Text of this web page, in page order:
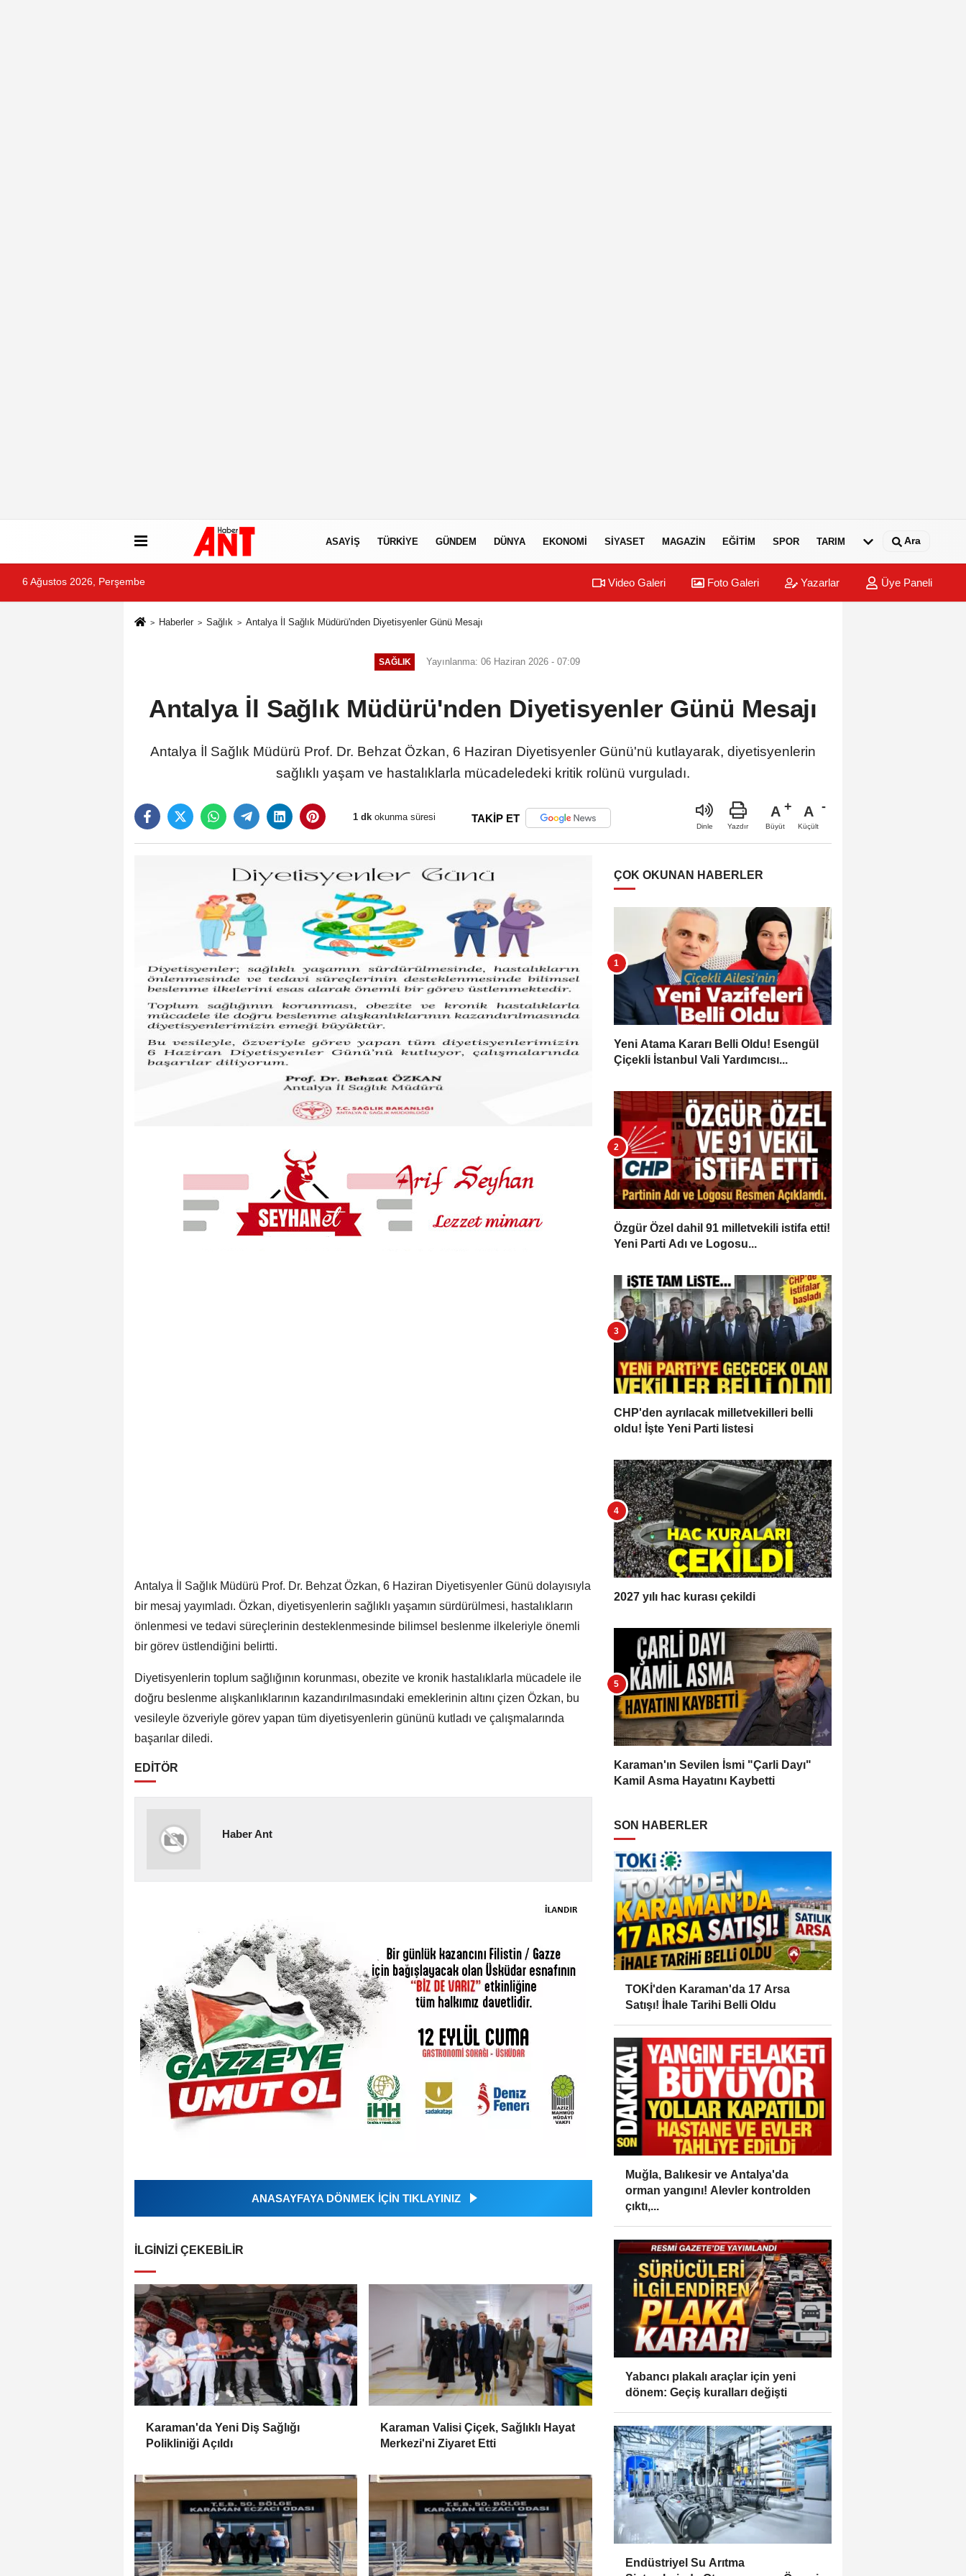
ASAYIŞ TÜRKIYE GÜNDEM DÜNYA EKONOMI SIYASET MAGAZIN EĞITIM SPOR TARIM Ara
6 Ağustos 2026, Perşembe Video Galeri Foto Galeri Yazarlar Üye Paneli
Haberler Sağlık Antalya İl Sağlık Müdürü'nden Diyetisyenler Günü Mesajı
SAĞLIK Yayınlanma: 06 Haziran 2026 - 07:09
Antalya İl Sağlık Müdürü'nden Diyetisyenler Günü Mesajı
Antalya İl Sağlık Müdürü Prof. Dr. Behzat Özkan, 6 Haziran Diyetisyenler Günü'nü kutlayarak, diyetisyenlerin
sağlıklı yaşam ve hastalıklarla mücadeledeki kritik rolünü vurguladı.
1 dk okunma süresi TAKİP ET
Dinle Yazdır
A
Büyüt
A
Küçült
Antalya İl Sağlık Müdürü Prof. Dr. Behzat Özkan, 6 Haziran Diyetisyenler Günü dolayısıyla
bir mesaj yayımladı. Özkan, diyetisyenlerin sağlıklı yaşamın sürdürülmesi, hastalıkların
önlenmesi ve tedavi süreçlerinin desteklenmesinde bilimsel beslenme ilkeleriyle önemli
bir görev üstlendiğini belirtti.
Diyetisyenlerin toplum sağlığının korunması, obezite ve kronik hastalıklarla mücadele ile
doğru beslenme alışkanlıklarının kazandırılmasındaki emeklerinin altını çizen Özkan, bu
vesileyle özveriyle görev yapan tüm diyetisyenlerin gününü kutladı ve çalışmalarında
başarılar diledi.
EDİTÖR
Haber Ant
ANASAYFAYA DÖNMEK İÇİN TIKLAYINIZ
İLGINIZI ÇEKEBILIR
Karaman'da Yeni Diş Sağlığı
Polikliniği Açıldı
Karaman Valisi Çiçek, Sağlıklı Hayat
Merkezi'ni Ziyaret Etti
ÇOK OKUNAN HABERLER
Yeni Atama Kararı Belli Oldu! Esengül
Çiçekli İstanbul Vali Yardımcısı...
Özgür Özel dahil 91 milletvekili istifa etti!
Yeni Parti Adı ve Logosu...
CHP'den ayrılacak milletvekilleri belli
oldu! İşte Yeni Parti listesi
2027 yılı hac kurası çekildi
Karaman'ın Sevilen İsmi "Çarli Dayı"
Kamil Asma Hayatını Kaybetti
SON HABERLER
TOKİ'den Karaman'da 17 Arsa
Satışı! İhale Tarihi Belli Oldu
Muğla, Balıkesir ve Antalya'da
orman yangını! Alevler kontrolden
çıktı,...
Yabancı plakalı araçlar için yeni
dönem: Geçiş kuralları değişti
Endüstriyel Su Arıtma